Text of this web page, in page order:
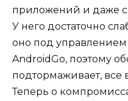
приложений и даже
У него достаточно
оно под
AndroidGo, поэтому
подтормаживает, все
Теперь о